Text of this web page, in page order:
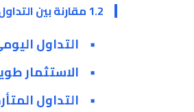
1.2 مقارنة بين التداول المتأرجح والاستراتيجيات الأخرى
التداول
الاستثمار
التداول